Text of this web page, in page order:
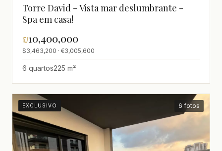
Torre David - Vista mar deslumbrante -
Spa em casa!
₪10,400,000
$3,463,200 · €3,005,600
6 quartos225 m²
EXCLUSIVO 6 fotos